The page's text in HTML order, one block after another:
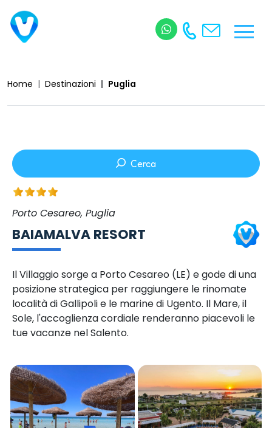
Home Destinazioni Puglia
Porto Cesareo, Puglia
BAIAMALVA RESORT
Il Villaggio sorge a Porto Cesareo (LE) e gode di una
posizione strategica per raggiungere le rinomate
località di Gallipoli e le marine di Ugento. Il Mare, il
Sole, l'accoglienza cordiale renderanno piacevoli le
tue vacanze nel Salento.
Cerca